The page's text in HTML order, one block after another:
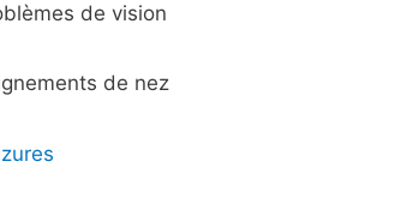
de vision
de nez